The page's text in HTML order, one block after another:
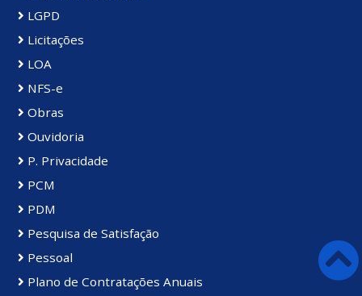
LGPD
Licitações
LOA
NFS-e
Obras
Ouvidoria
P. Privacidade
PCM
PDM
Pesquisa de Satisfação
Pessoal
Plano de Contratações Anuais